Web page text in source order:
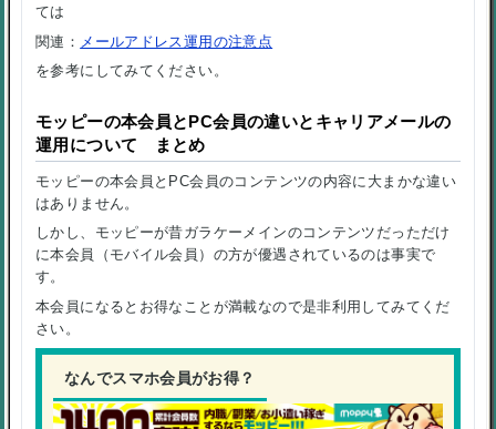
ては
関連： メールアドレス運用の注意点
を参考にしてみてください。
モッピーの本会員とPC会員の違いとキャリアメールの
運用について まとめ
モッピーの本会員 と PC会員のコンテンツの内容に大まかな違い
はありません。
しかし、モッピーが昔ガラケーメインのコンテンツだっただけ
に本会員（モバイル会員） の方が優遇されているのは事実で
す。
本会員になるとお得なことが満載なので是非利用してみてくだ
さい。
なんでスマホ会員がお得？